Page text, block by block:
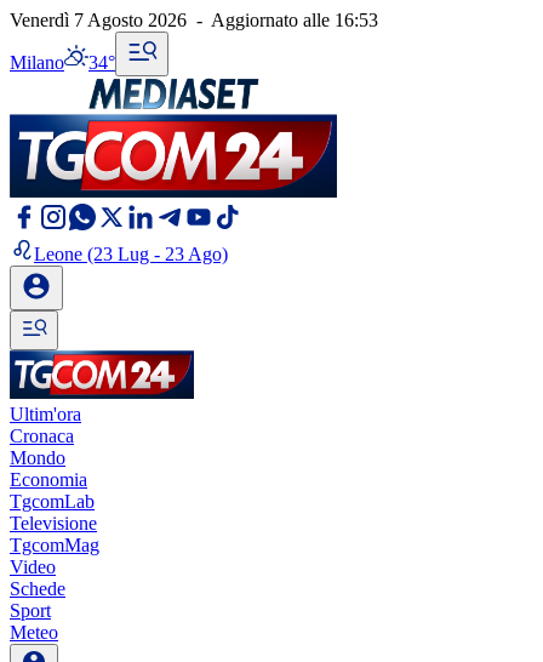
Venerdì 7 Agosto 2026 - Aggiornato alle 16:53
Milano 34°
Leone (23 Lug - 23 Ago)
Ultim'ora
Cronaca
Mondo
Economia
TgcomLab
Televisione
TgcomMag
Video
Schede
Sport
Meteo